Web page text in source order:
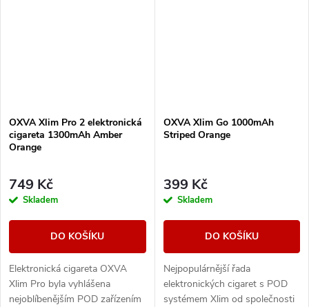
OXVA Xlim Pro 2 elektronická
cigareta 1300mAh Amber
Orange
749 Kč
Skladem
DO KOŠÍKU
Elektronická cigareta OXVA
Xlim Pro byla vyhlášena
nejoblíbenějším POD zařízením
OXVA Xlim Go 1000mAh
Striped Orange
399 Kč
Skladem
DO KOŠÍKU
Nejpopulárnější řada
elektronických cigaret s POD
systémem Xlim od společnosti